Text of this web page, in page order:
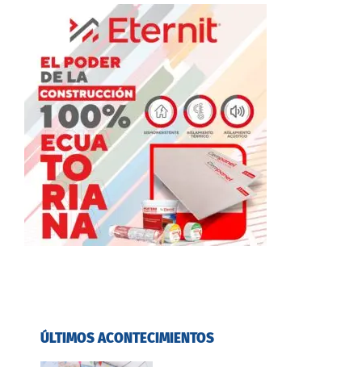
ÚLTIMOS ACONTECIMIENTOS